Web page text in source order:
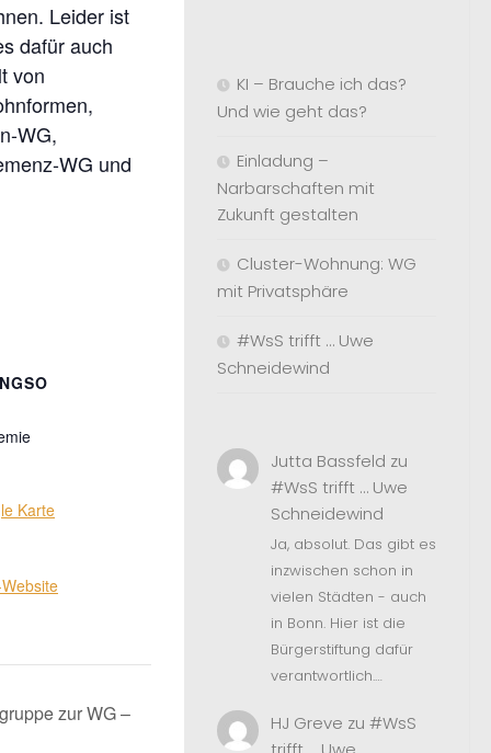
Leider ist
dafür auch
von
WG,
WG und
Karte
zur WG –
KI – Brauche ich das?
Und wie geht das?
Einladung –
Narbarschaften mit
Zukunft gestalten
Cluster-Wohnung: WG
mit Privatsphäre
#WsS trifft … Uwe
Schneidewind
Jutta Bassfeld zu
#WsS trifft … Uwe
Schneidewind
Ja, absolut. Das gibt es
inzwischen schon in
vielen Städten - auch
in Bonn. Hier ist die
Bürgerstiftung dafür
verantwortlich.…
HJ Greve zu #WsS